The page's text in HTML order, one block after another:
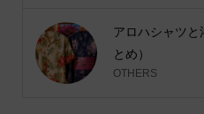
アロハシャツと
とめ）
OTHERS